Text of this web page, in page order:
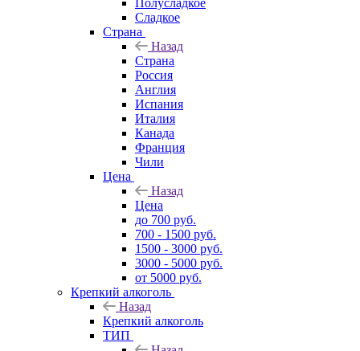
Полусладкое
Сладкое
Страна
Назад
Страна
Россия
Англия
Испания
Италия
Канада
Франция
Чили
Цена
Назад
Цена
до 700 руб.
700 - 1500 руб.
1500 - 3000 руб.
3000 - 5000 руб.
от 5000 руб.
Крепкий алкоголь
Назад
Крепкий алкоголь
ТИП